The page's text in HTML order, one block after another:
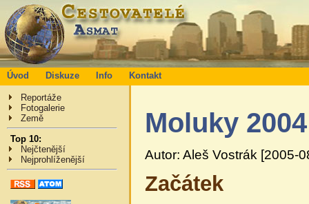
Úvod Diskuze Info Kontakt
Reportáže
Fotogalerie
Země
Top 10:
Nejčtenější
Nejprohlíženější
Moluky 2004
Autor: Aleš Vostrák [2005-
Začátek